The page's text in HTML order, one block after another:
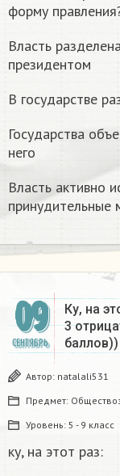
форму
Власть
президентом
В государстве
Государства
него
Власть активно
принудительные
09
СЕНТЯБРЬ
Ку, на
3
баллов))
Автор: natalali531
Предмет:
Уровень: 5 - 9 класс
ку, на этот раз: